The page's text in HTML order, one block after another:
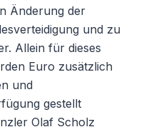
Änderung der
und zu
Allein für dieses
Euro zusätzlich
und
gestellt
Olaf Scholz